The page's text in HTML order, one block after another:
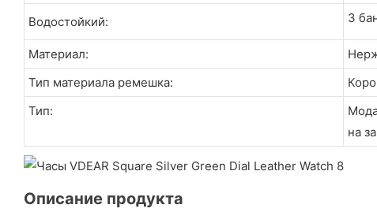
Водостойкий: 3
Материал:
Тип материала ремешка:
Тип:
на
Описание продукта